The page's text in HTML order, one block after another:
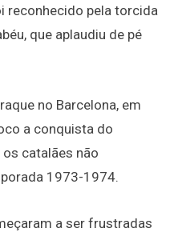
reconhecido pela torcida
que aplaudiu de pé
no Barcelona, em
a conquista do
os catalães não
1973-1974.
a ser frustradas